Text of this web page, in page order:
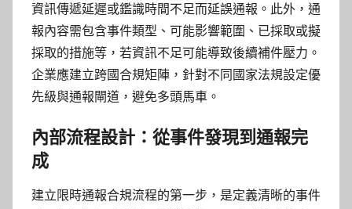
資訊傳遞延遲或鑑識時間不足而延誤通報。此外，通
報內容需包含事件類型、可能影響範圍、已採取或擬
採取的措施等，若資訊不足可能導致後續補件壓力。
企業應建立跨國合規矩陣，針對不同國家法規設定優
先級與通報閘道，避免多頭馬車。
內部流程設計：從事件發現到通報完
成
建立限時通報合規流程的第一步，是定義清晰的事件